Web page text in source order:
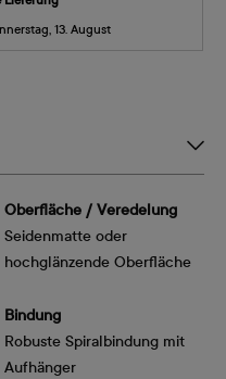
13. August
Oberfläche / Veredelung
Seidenmatte oder
hochglänzende Oberfläche
Bindung
Robuste Spiralbindung mit
Aufhänger